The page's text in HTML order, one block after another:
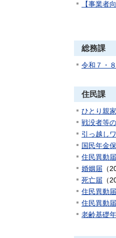
【事業者
総務課
令和７・
住民課
ひとり親
戦没者等
引っ越し
国民年金
住民異動
婚姻届 （
死亡届 （
住民異動
住民異動
老齢基礎